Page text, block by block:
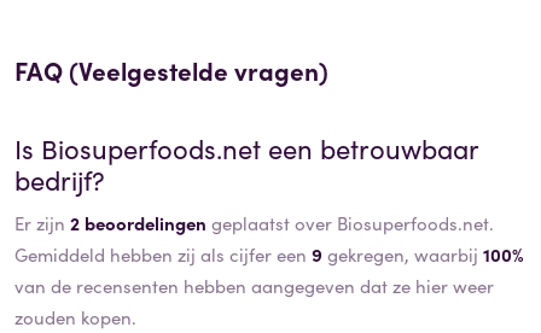
FAQ (Veelgestelde vragen)
Is Biosuperfoods.net een betrouwbaar
bedrijf?
Er zijn 2 beoordelingen geplaatst over Biosuperfoods.net.
Gemiddeld hebben zij als cijfer een 9gekregen, waarbij 100%
van de recensenten hebben aangegeven dat ze hier weer
zouden kopen.